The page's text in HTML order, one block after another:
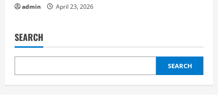
admin April 23, 2026
SEARCH
SEARCH